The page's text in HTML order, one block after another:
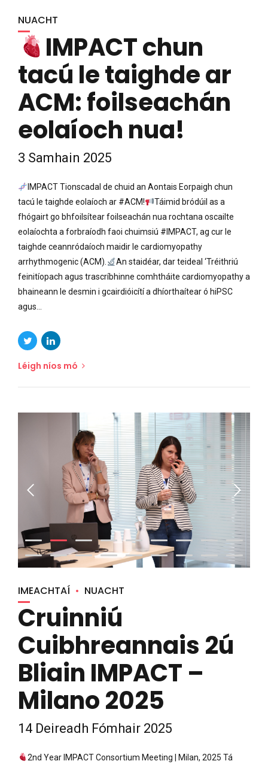
NUACHT
IMPACT chun
tacú le taighde ar
ACM: foilseachán
eolaíoch nua!
3 Samhain 2025
IMPACT Tionscadal de chuid an Aontais Eorpaigh chun
tacú le taighde eolaíoch ar #ACM!
Táimid bródúil as a
fhógairt go bhfoilsítear foilseachán nua rochtana oscailte
eolaíochta a forbraíodh faoi chuimsiú #IMPACT, ag cur le
taighde ceannródaíoch maidir le cardiomyopathy
arrhythmogenic (ACM).
An staidéar, dar teideal ‘Tréithriú
feinitíopach agus trascríbhinne comhtháite cardiomyopathy a
bhaineann le desmin i gcairdióicítí a dhíorthaítear ó hiPSC
agus...
Léigh níos mó
IMEACHTAÍ NUACHT
Cruinniú
Cuibhreannais 2ú
Bliain IMPACT –
Milano 2025
14 Deireadh Fómhair 2025
2nd Year IMPACT Consortium Meeting | Milan, 2025 Tá